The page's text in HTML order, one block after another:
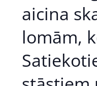
aicina
lomām,